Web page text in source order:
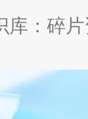
库：碎